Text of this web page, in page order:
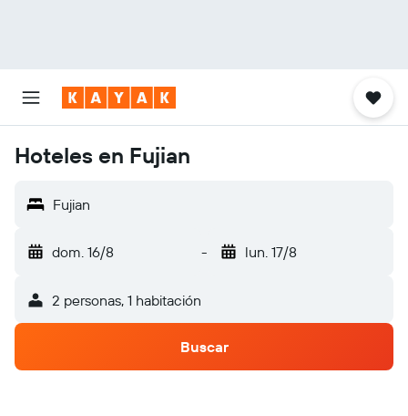
Hoteles en Fujian
Fujian
dom. 16/8 - lun. 17/8
2 personas, 1 habitación
Buscar